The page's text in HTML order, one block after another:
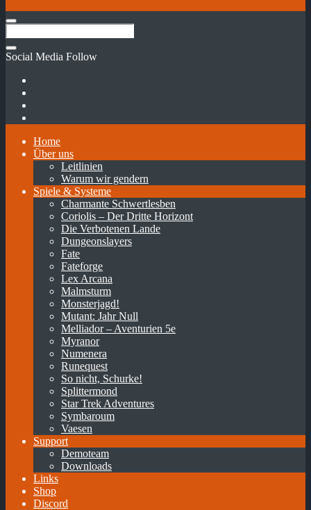
Social Media Follow
Home
Über uns
Leitlinien
Warum wir gendern
Spiele & Systeme
Charmante Schwertlesben
Coriolis – Der Dritte Horizont
Die Verbotenen Lande
Dungeonslayers
Fate
Fateforge
Lex Arcana
Malmsturm
Monsterjagd!
Mutant: Jahr Null
Melliador – Aventurien 5e
Myranor
Numenera
Runequest
So nicht, Schurke!
Splittermond
Star Trek Adventures
Symbaroum
Vaesen
Support
Demoteam
Downloads
Links
Shop
Discord